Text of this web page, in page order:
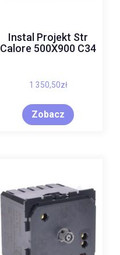
Instal Projekt Str
Calore 500X900 C34
1 350,50zł
Zobacz